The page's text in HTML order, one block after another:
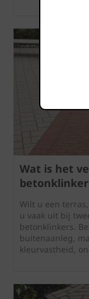
Wat is het
Wilt u een
u vaak uit bij
betonklinkers.
buitenaanleg,
kleurvastheid,